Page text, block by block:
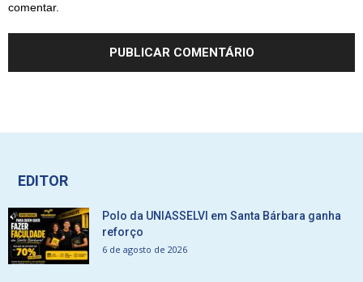
comentar.
EDITOR
Polo da UNIASSELVI em Santa Bárbara ganha
reforço
6 de agosto de 2026